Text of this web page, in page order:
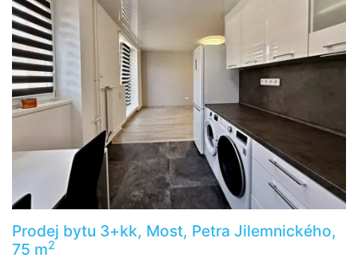
Prodej bytu 3+kk, Most, Petra Jilemnického,
75 m2